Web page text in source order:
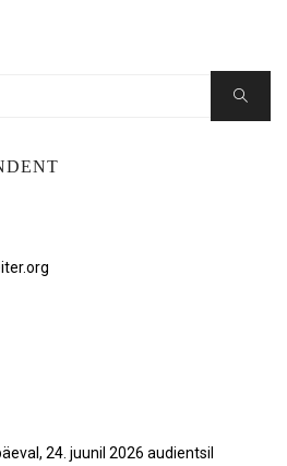
Search
24. juunil 2026 audientsil